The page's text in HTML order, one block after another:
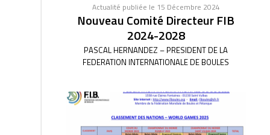
Actualité publiée le 15 Décembre 2024
Nouveau Comité Directeur FIB
2024-2028
PASCAL HERNANDEZ – PRESIDENT DE LA
FEDERATION INTERNATIONALE DE BOULES